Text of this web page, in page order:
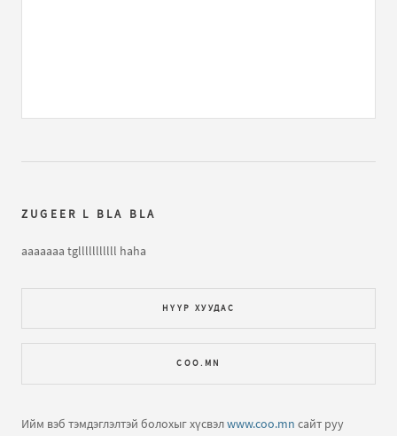
khangarid_0810:gaiguu duu daanch tgeed zarim alia
hamtlag shuu ter tusmaa ogiinoo sak shu tana hamtlagt
egchee bi zuger l tantai uulzaj uzmeer bna yahuu ..
Жэнни – Хүүш Дамдинбичлэгтnyamka (зочин):hi bi
ZUGEER L BLA BLA
aaaaaaa tglllllllllll haha
НҮҮР ХУУДАС
COO.MN
Ийм вэб тэмдэглэлтэй болохыг хүсвэлwww.coo.mn сайт руу